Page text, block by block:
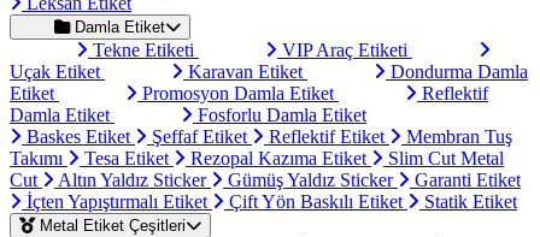
Damla Etiket
Tekne Etiketi
VIP Araç Etiketi
Uçak Etiket
Karavan Etiket
Dondurma Damla
Etiket
Promosyon Damla Etiket
Reflektif
Damla Etiket
Fosforlu Damla Etiket
Baskes Etiket
Şeffaf Etiket Reflektif Etiket
Membran Tuş
Takımı
Tesa Etiket Rezopal Kazıma Etiket
Slim Cut Metal
Cut
Altın Yaldız Sticker Gümüş Yaldız Sticker
Garanti Etiket
İçten Yapıştırmalı Etiket
Çift Yön Baskılı Etiket Statik Etiket
Metal Etiket Çeşitleri